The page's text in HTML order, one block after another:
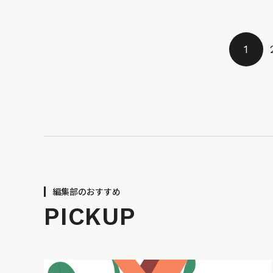
1
編集部のおすすめ
PICKUP